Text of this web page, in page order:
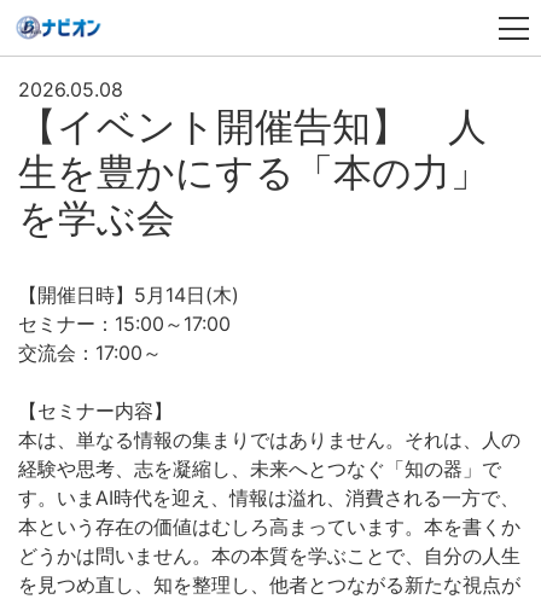
2026.05.08
【イベント開催告知】 人
生を豊かにする「本の力」
を学ぶ会
【開催日時】5月14日(木)
セミナー：15:00～17:00
交流会：17:00～
【セミナー内容】
本は、単なる情報の集まりではありません。それは、人の
経験や思考、志を凝縮し、未来へとつなぐ「知の器」で
す。いまAI時代を迎え、情報は溢れ、消費される一方で、
本という存在の価値はむしろ高まっています。本を書くか
どうかは問いません。本の本質を学ぶことで、自分の人生
を見つめ直し、知を整理し、他者とつながる新たな視点が